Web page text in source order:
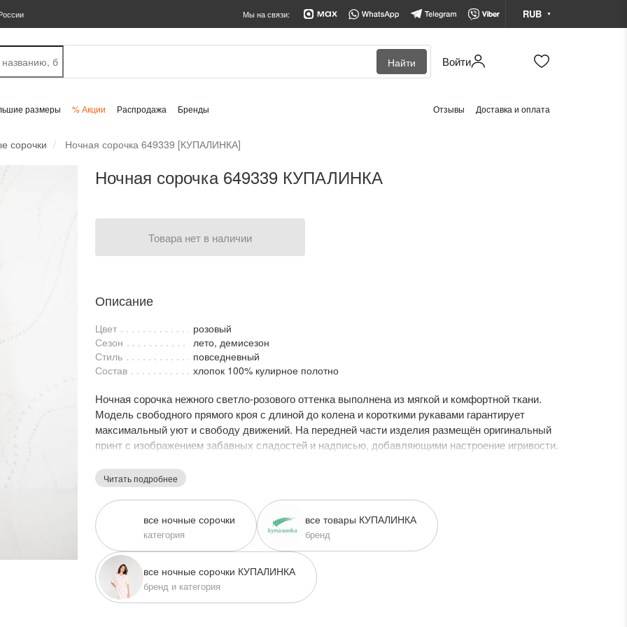
Мы на связи: RUB
Казахстанский тенге
Найти Войти
размеры % Акции Распродажа Бренды Отзывы Доставка и оплата
сорочки Ночная сорочка 649339 [КУПАЛИНКА]
Ночная сорочка 649339 КУПАЛИНКА
Товара нет в наличии
Описание
Цвет
розовый
Сезон
лето, демисезон
Стиль
повседневный
Состав
хлопок 100% кулирное полотно
Ночная сорочка нежного светло-розового оттенка выполнена из мягкой и комфортной ткани.
Модель свободного прямого кроя с длиной до колена и короткими рукавами гарантирует
максимальный уют и свободу движений. На передней части изделия размещён оригинальный
принт с изображением забавных сладостей и надписью, добавляющими настроение игривости.
отделкой краёв. Отличный вариант для домашнего отдыха и спокойного сна.
Читать подробнее
все ночные сорочки
категория
все товары КУПАЛИНКА
бренд
все ночные сорочки КУПАЛИНКА
бренд и категория